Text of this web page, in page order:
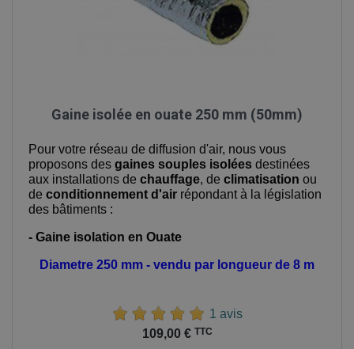
Gaine isolée en ouate 250 mm (50mm)
Pour votre réseau de diffusion d'air, nous vous
proposons des gaines souples isolées destinées
aux installations de chauffage, de climatisation ou
de conditionnement d'air répondant à la législation
des bâtiments :
- Gaine isolation en Ouate
Diametre 250 mm - vendu par longueur de 8 m
1 avis
109,00 € TTC